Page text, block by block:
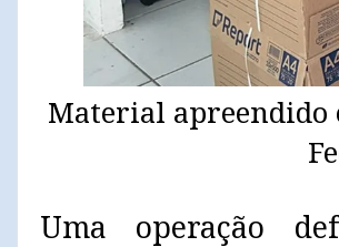
Material apreendido
Uma operação